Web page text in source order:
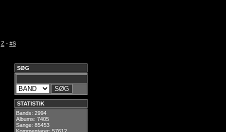
Z- #S
SØG
STATISTIK
Bands: 2994
Albums: 7405
Sange: 85453